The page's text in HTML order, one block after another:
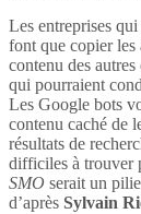
Les entreprises
font que copier les
contenu des
qui pourraient
Les Google bots
contenu caché de
résultats de
difficiles à trouver
SMO serait un
d’après Sylvain